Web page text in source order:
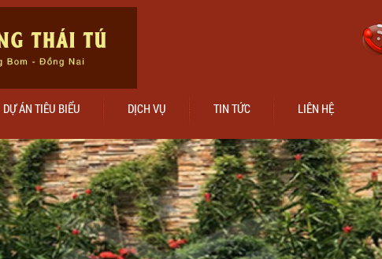
DỰ ÁN TIÊU BIỂU DỊCH VỤ TIN TỨC LIÊN HỆ